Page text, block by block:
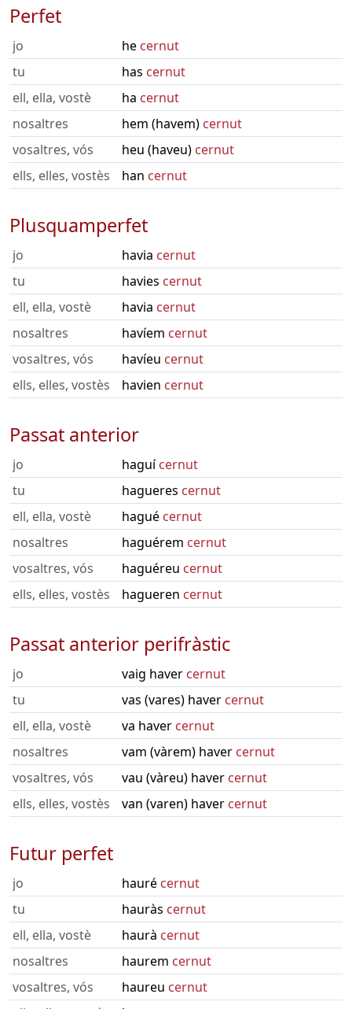
Perfet
jo he cernut
tu
has cernut
ell, ella, vostè
ha cernut
nosaltres
hem (havem) cernut
vosaltres, vós
heu (haveu) cernut
ells, elles, vostès
han cernut
Plusquamperfet
jo havia cernut
tu
havies cernut
ell, ella, vostè
havia cernut
nosaltres
havíem cernut
vosaltres, vós
havíeu cernut
ells, elles, vostès
havien cernut
Passat anterior
jo haguícernut
tu
hagueres cernut
ell, ella, vostè
hagué cernut
nosaltres
haguérem cernut
vosaltres, vós
haguéreu cernut
ells, elles, vostès
hagueren cernut
Passat anterior perifràstic
jo vaig haver cernut
tu
vas (vares) haver cernut
ell, ella, vostè
va haver cernut
nosaltres
vam (vàrem) haver cernut
vosaltres, vós
vau (vàreu) haver cernut
ells, elles, vostès
van (varen) haver cernut
Futur perfet
jo hauré cernut
tu
hauràs cernut
ell, ella, vostè
haurà cernut
nosaltres
haurem cernut
vosaltres, vós
haureu cernut